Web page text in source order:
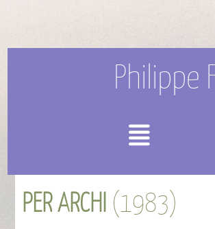
Philippe
PER ARCHI(1983)